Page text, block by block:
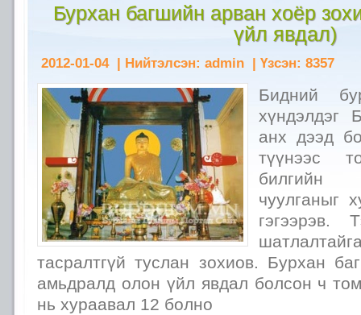
Бурхан багшийн арван хоёр
үйл явдал)
2012-01-04 | Нийтэлсэн: admin | Үзсэн: 8357
Бидний
хүндэлдэг
анх дээд
түүнээс
билгийн
чуулганыг
гэгээрэв.
тасралтгүй туслан зохиов. Бурхан
амьдралд олон үйл явдал болсон ч
нь хураавал 12 болно